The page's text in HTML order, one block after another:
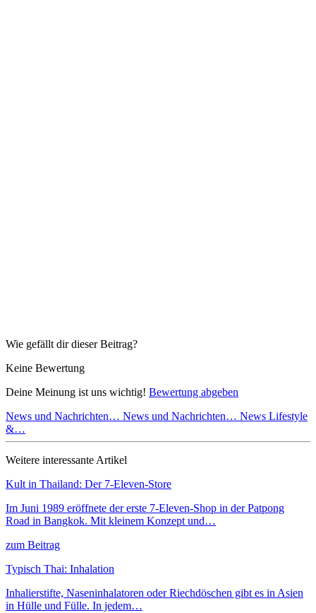
Wie gefällt dir dieser Beitrag?
Keine Bewertung
Deine Meinung ist uns wichtig! Bewertung abgeben
News und Nachrichten… News und Nachrichten… News Lifestyle
&…
Weitere interessante Artikel
Kult in Thailand: Der 7-Eleven-Store
Im Juni 1989 eröffnete der erste 7-Eleven-Shop in der Patpong
Road in Bangkok. Mit kleinem Konzept und…
zum Beitrag
Typisch Thai: Inhalation
Inhalierstifte, Naseninhalatoren oder Riechdöschen gibt es in Asien
in Hülle und Fülle. In jedem…